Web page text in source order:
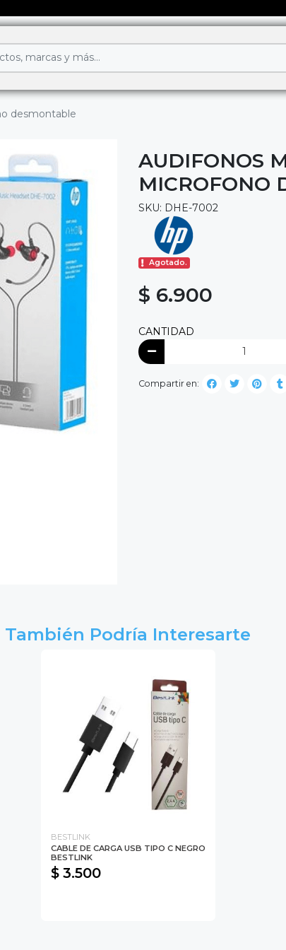
desmontable
AUDIFONOS
MICROFONO
SKU: DHE-7002
Agotado.
$ 6.900
CANTIDAD
Compartir en:
También Podría Interesarte
BESTLINK
CABLE DE CARGA USB TIPO C NEGRO
BESTLINK
$ 3.500